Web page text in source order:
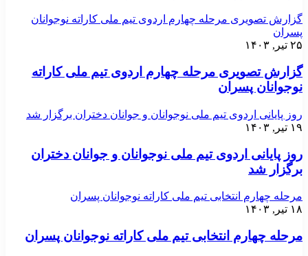
گزارش تصویری مرحله چهارم اردوی تیم ملی کاراته نوجوانان
پسران
۲۵ تیر, ۱۴۰۳
گزارش تصویری مرحله چهارم اردوی تیم ملی کاراته
نوجوانان پسران
روز پایانی اردوی تیم ملی نوجوانان و جوانان دختران برگزار شد
۱۹ تیر, ۱۴۰۳
روز پایانی اردوی تیم ملی نوجوانان و جوانان دختران
برگزار شد
مرحله چهارم انتخابی تیم ملی کاراته نوجوانان پسران
۱۸ تیر, ۱۴۰۳
مرحله چهارم انتخابی تیم ملی کاراته نوجوانان پسران